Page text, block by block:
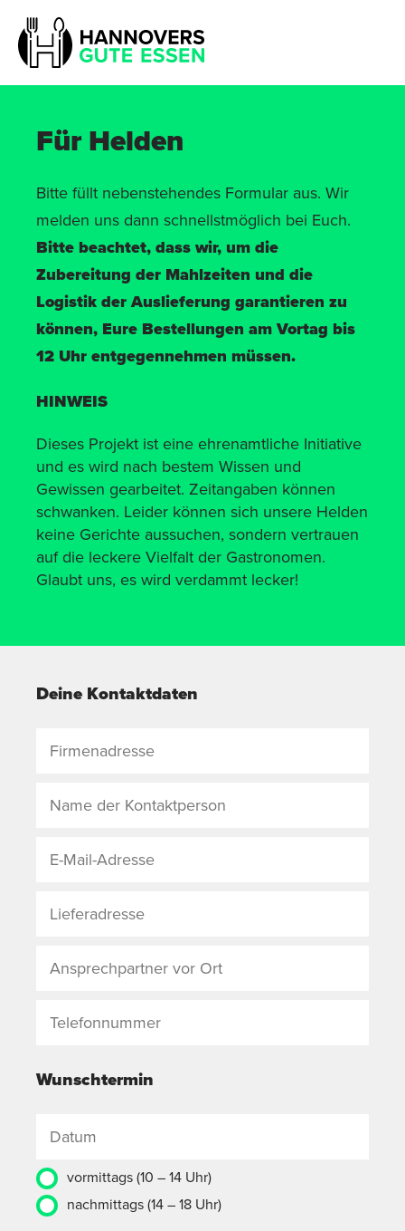
Deine Kontaktdaten
Wunschtermin
vormittags (10 – 14 Uhr)
nachmittags (14 – 18 Uhr)
Für Helden
Bitte füllt nebenstehendes Formular aus. Wir
melden uns dann schnellstmöglich bei Euch.
Bitte beachtet, dass wir, um die
Zubereitung der Mahlzeiten und die
Logistik der Auslieferung garantieren zu
können, Eure Bestellungen am Vortag bis
12 Uhr entgegennehmen müssen.
HINWEIS
Dieses Projekt ist eine ehrenamtliche Initiative
und es wird nach bestem Wissen und
Gewissen gearbeitet. Zeitangaben können
schwanken. Leider können sich unsere Helden
keine Gerichte aussuchen, sondern vertrauen
auf die leckere Vielfalt der Gastronomen.
Glaubt uns, es wird verdammt lecker!